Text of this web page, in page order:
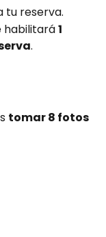
tu reserva.
habilitará 1
.
tomar 8 fotos